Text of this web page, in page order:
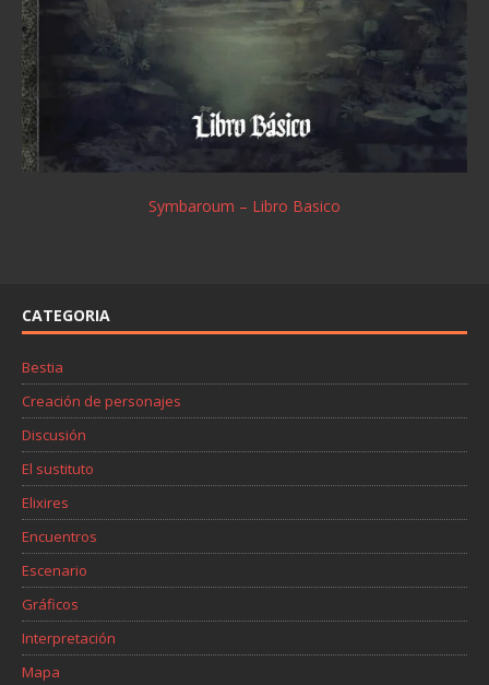
Symbaroum – Libro Basico
CATEGORIA
Bestia
Creación de personajes
Discusión
El sustituto
Elixires
Encuentros
Escenario
Gráficos
Interpretación
Mapa